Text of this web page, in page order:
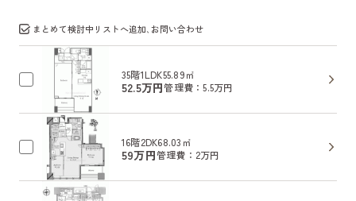
まとめて検討中リストへ追加､お問い合わせ
35階1LDK55.89㎡
52.5万円管理費：5.5万円
16階2DK68.03㎡
59万円管理費：2万円